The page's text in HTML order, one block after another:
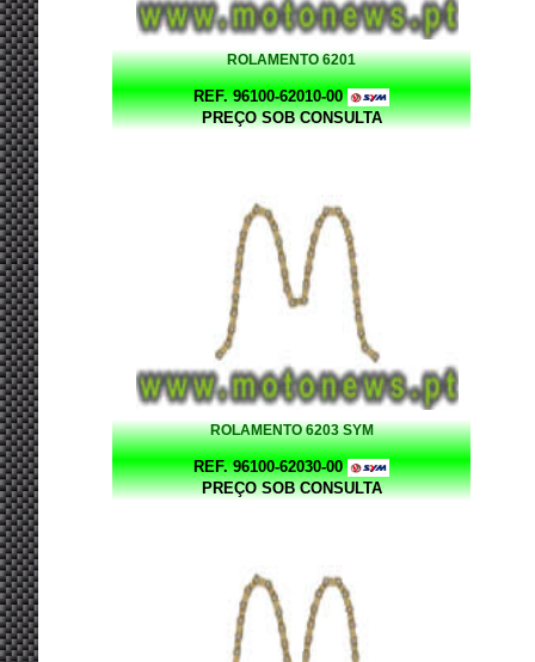
ROLAMENTO 6201
REF. 96100-62010-00
PREÇO SOB CONSULTA
ROLAMENTO 6203 SYM
REF. 96100-62030-00
PREÇO SOB CONSULTA